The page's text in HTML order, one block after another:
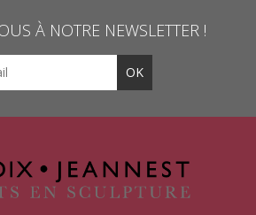
À NOTRE NEWSLETTER !